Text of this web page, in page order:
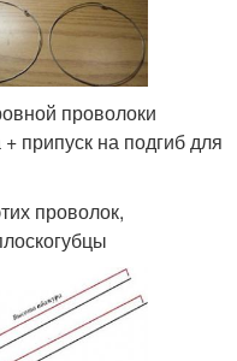
проволоки
припуск на подгиб для
проволок,